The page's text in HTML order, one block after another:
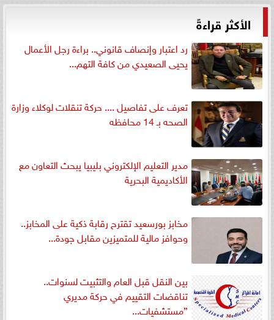
الأكثر قراءةً
رد اعتبار وإنصاف قانوني.. براءة رجل الأعمال
يحيى الصعيدي من كافة التهم...
تعرف على تفاصيل .... حركة تنقلات لوكلاء وزارة
الصحه بـ 14 محافظه
مدير التعليم الإلكتروني بليبيا يبحث التعاون مع
الأكاديمية البحرية
مخابز بورسعيد تقترح رقابة ذكية على المخابز..
وحوافز مالية للمتميزين مقابل جودة...
بين النقل قبل العام والتثبيت لسنوات..
تناقضات التقييم في حركة مديري
”مستشفيات...